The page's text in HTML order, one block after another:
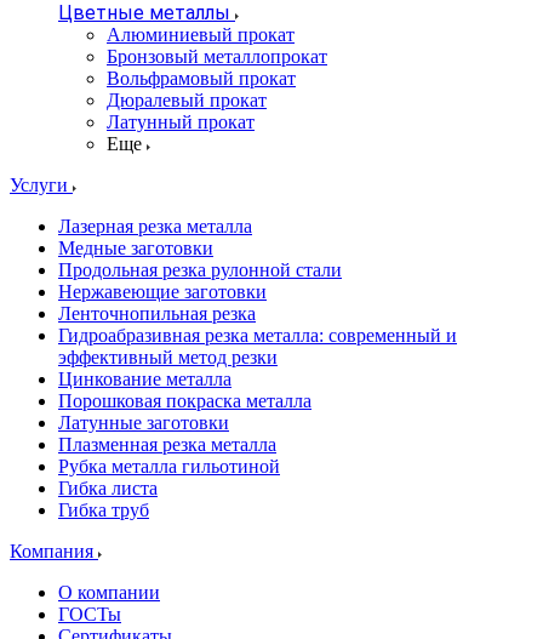
Цветные металлы
Алюминиевый прокат
Бронзовый металлопрокат
Вольфрамовый прокат
Дюралевый прокат
Латунный прокат
Еще
Услуги
Лазерная резка металла
Медные заготовки
Продольная резка рулонной стали
Нержавеющие заготовки
Ленточнопильная резка
Гидроабразивная резка металла: современный и
эффективный метод резки
Цинкование металла
Порошковая покраска металла
Латунные заготовки
Плазменная резка металла
Рубка металла гильотиной
Гибка листа
Гибка труб
Компания
О компании
ГОСТы